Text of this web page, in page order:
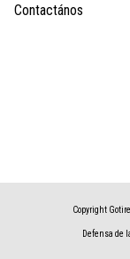
Contactános
Copyright
Defensa de